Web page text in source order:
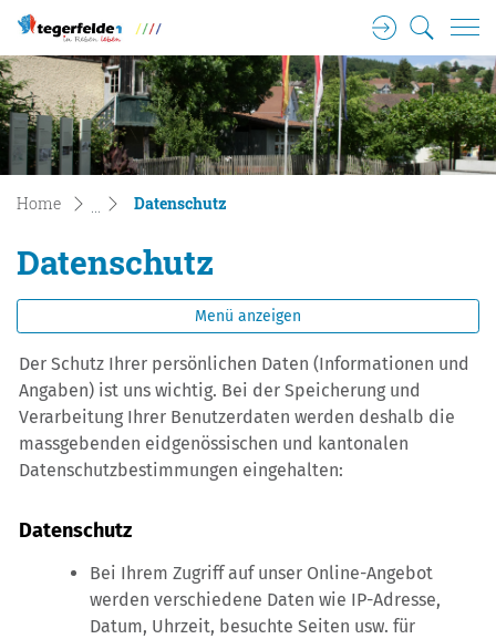
zur Startseite
Direkt zur Hauptnavigation
Direkt zum Inhalt
Direkt zur Suche
Direkt zum Stichwortverzeichnis
Tegerfelden Gemeinde Wappen
LoginSuche
Home Datenschutz
Datenschutz
Menü anzeigen
Der Schutz Ihrer persönlichen Daten (Informationen und
Angaben) ist uns wichtig. Bei der Speicherung und
Verarbeitung Ihrer Benutzerdaten werden deshalb die
massgebenden eidgenössischen und kantonalen
Datenschutzbestimmungen eingehalten:
Datenschutz
Bei Ihrem Zugriff auf unser Online-Angebot
werden verschiedene Daten wie IP-Adresse,
Datum, Uhrzeit, besuchte Seiten usw. für